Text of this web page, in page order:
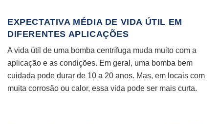
EXPECTATIVA MÉDIA DE VIDA ÚTIL EM
DIFERENTES APLICAÇÕES
A vida útil de uma bomba centrífuga muda muito com a
aplicação e as condições. Em geral, uma bomba bem
cuidada pode durar de 10 a 20 anos. Mas, em locais com
muita corrosão ou calor, essa vida pode ser mais curta.